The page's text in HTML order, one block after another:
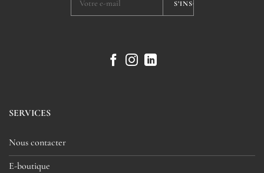
SERVICES
Nous contacter
E-boutique